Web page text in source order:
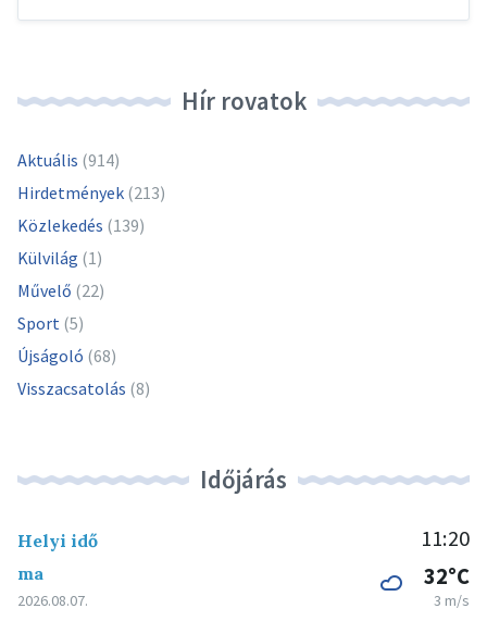
Hír rovatok
Aktuális (914)
Hirdetmények (213)
Közlekedés (139)
Külvilág (1)
Művelő (22)
Sport (5)
Újságoló (68)
Visszacsatolás (8)
Időjárás
Helyi idő 11:20
ma
2026.08.07.
32°C
3 m/s